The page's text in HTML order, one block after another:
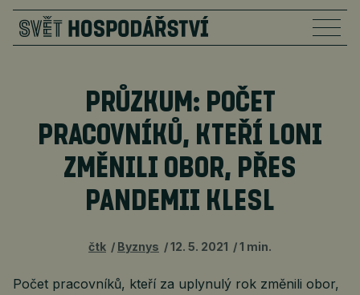
PRŮZKUM: POČET
PRACOVNÍKŮ, KTEŘÍ LONI
ZMĚNILI OBOR, PŘES
PANDEMII KLESL
čtk Byznys 12. 5. 2021 1 min.
Počet pracovníků, kteří za uplynulý rok změnili obor,